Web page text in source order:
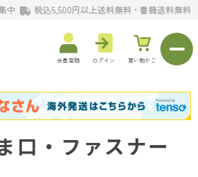
中 税込5,500円以上送料無料・書籍送料無料
会員登録 ログイン 買い物かご
口・ファスナー